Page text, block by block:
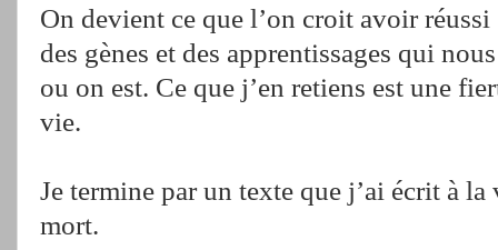
On devient ce que l’on croit avoir
des gènes et des apprentissages qui
ou on est. Ce que j’en retiens est une
vie.
Je termine par un texte que j’ai écrit à
mort.